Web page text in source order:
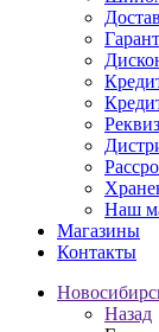
Наш
Магазины
Контакты
Назад